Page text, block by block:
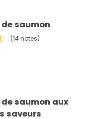
saumon
(14 notes)
saumon aux
saveurs